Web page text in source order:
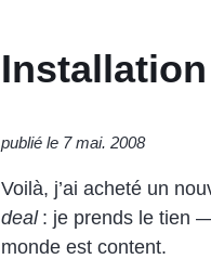
publié le 7 mai. 2008
Voilà, j’ai acheté un
deal: je prends le tien
monde est content.